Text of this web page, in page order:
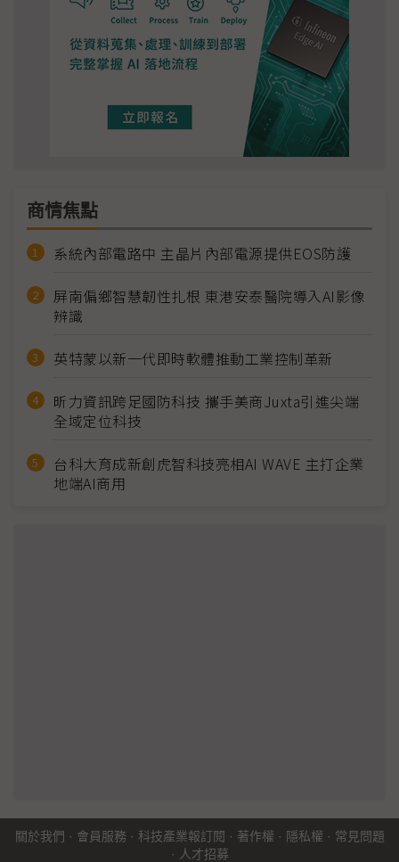
商情焦點
系統內部電路中 主晶片內部電源提供EOS防護
屏南偏鄉智慧韌性扎根 東港安泰醫院導入AI影像
辨識
英特蒙以新一代即時軟體推動工業控制革新
昕力資訊跨足國防科技 攜手美商Juxta引進尖端
全域定位科技
台科大育成新創虎智科技亮相AI WAVE 主打企業
地端AI商用
關於我們 · 會員服務 · 科技產業報訂閱 · 著作權 · 隱私權 · 常見問題
· 人才招募